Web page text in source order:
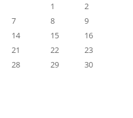
1
2
7 8
9
14 15
16
21 22
23
28 29
30